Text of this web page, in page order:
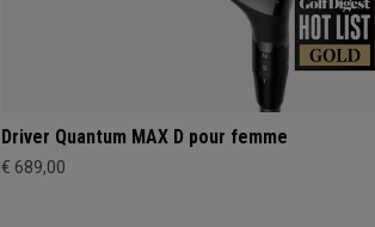
Driver Quantum MAX D pour femme
€ 689,00